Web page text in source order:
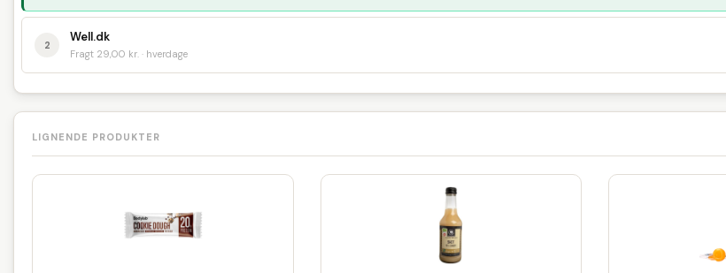
2
Well.dk
Fragt 29,00 kr. · hverdage
LIGNENDE PRODUKTER